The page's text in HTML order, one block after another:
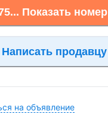
Показать номер
Написать продавцу
на объявление